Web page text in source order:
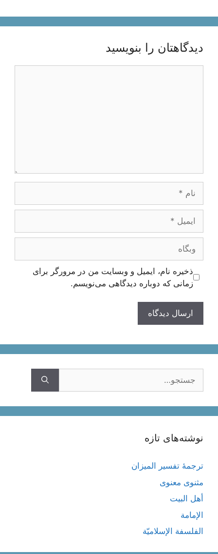
دیدگاهتان را بنویسید
وبگاه
ذخیره نام، ایمیل و وبسایت من در مرورگر برای
زمانی که دوباره دیدگاهی می‌نویسم.
نوشته‌های تازه
ترجمۀ تفسیر المیزان
مثنوی معنوی
أهل البيت
الإمامة
الفلسفة الإسلاميّة